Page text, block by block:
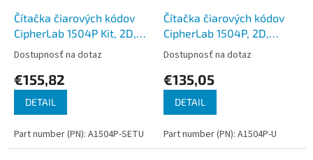
Čítačka čiarových kódov
CipherLab 1504P Kit, 2D,
čierna, USB, stojan
Dostupnosť na dotaz
€155,82
DETAIL
Part number (PN): A1504P-SETU
Čítačka čiarových kódov
CipherLab 1504P, 2D,
čierna, USB
Dostupnosť na dotaz
€135,05
DETAIL
Part number (PN): A1504P-U